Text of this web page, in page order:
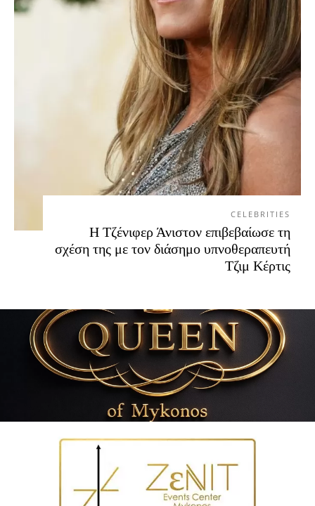
CELEBRITIES
Η Τζένιφερ Άνιστον επιβεβαίωσε τη
σχέση της με τον διάσημο υπνοθεραπευτή
Τζιμ Κέρτις